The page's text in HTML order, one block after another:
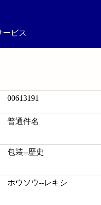
ービス
00613191
普通件名
包装--歴史
ホウソウ--レキシ